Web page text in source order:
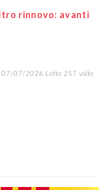
rinnovo: avanti
07/07/2026 Letto 257 volte